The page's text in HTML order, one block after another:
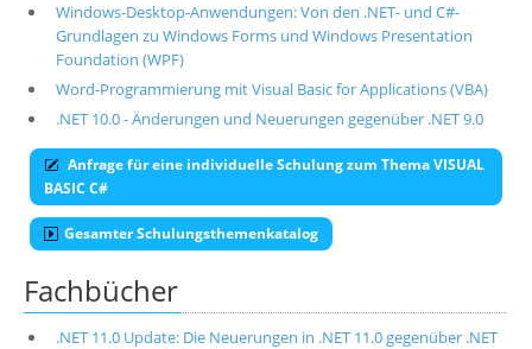
Windows-Desktop-Anwendungen: Von den .NET- und C#-
Grundlagen zu Windows Forms und Windows Presentation
Foundation (WPF)
Word-Programmierung mit Visual Basic for Applications (VBA)
.NET 10.0 - Änderungen und Neuerungen gegenüber .NET 9.0
Anfrage für eine individuelle Schulung zum Thema VISUAL
BASIC C#
Gesamter Schulungsthemenkatalog
Fachbücher
.NET 11.0 Update: Die Neuerungen in .NET 11.0 gegenüber .NET